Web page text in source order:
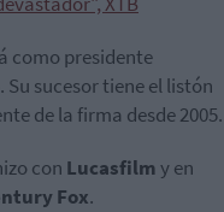
como presidente
sucesor tiene el listón
de la firma desde 2005.
con Lucasfilmy en
Fox.